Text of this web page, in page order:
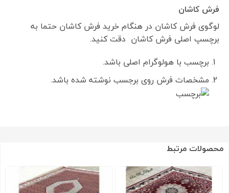
فرش کاشان
لوگوی فرش کاشان در هنگام خرید فرش کاشان حتما به
برچسپ اصلی فرش کاشان دقت کنید.
برچسب با هولوگرام اصلی باشد.
مشخصات فرش روی برجسب نوشته شده باشد.
محصولات مرتبط